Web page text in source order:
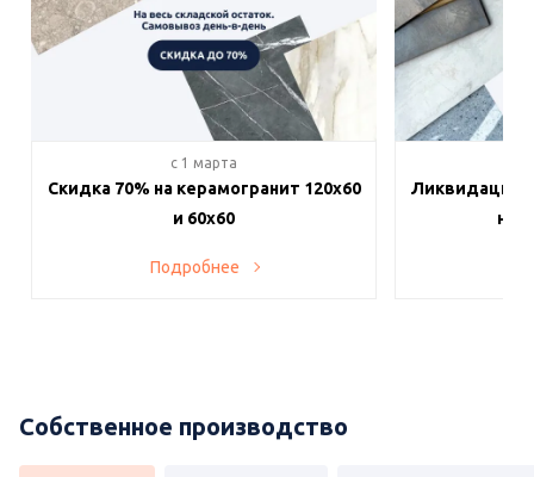
c 1 марта
Скидка 70% на керамогранит 120х60
и 60х60
Подробнее
Ликвидация
на
Собственное производство